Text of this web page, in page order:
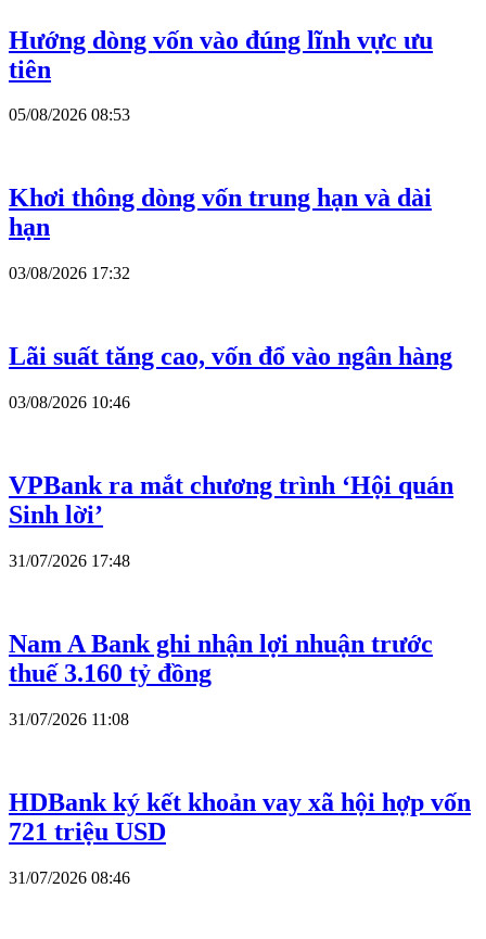
Hướng dòng vốn vào đúng lĩnh vực ưu
tiên
05/08/2026 08:53
Khơi thông dòng vốn trung hạn và dài
hạn
03/08/2026 17:32
Lãi suất tăng cao, vốn đổ vào ngân hàng
03/08/2026 10:46
VPBank ra mắt chương trình ‘Hội quán
Sinh lời’
31/07/2026 17:48
Nam A Bank ghi nhận lợi nhuận trước
thuế 3.160 tỷ đồng
31/07/2026 11:08
HDBank ký kết khoản vay xã hội hợp vốn
721 triệu USD
31/07/2026 08:46